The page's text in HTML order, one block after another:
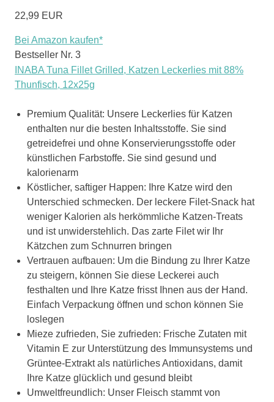
22,99 EUR
Bei Amazon kaufen*
Bestseller Nr. 3
INABA Tuna Fillet Grilled, Katzen Leckerlies mit 88%
Thunfisch, 12x25g
Premium Qualität: Unsere Leckerlies für Katzen
enthalten nur die besten Inhaltsstoffe. Sie sind
getreidefrei und ohne Konservierungsstoffe oder
künstlichen Farbstoffe. Sie sind gesund und
kalorienarm
Köstlicher, saftiger Happen: Ihre Katze wird den
Unterschied schmecken. Der leckere Filet-Snack hat
weniger Kalorien als herkömmliche Katzen-Treats
und ist unwiderstehlich. Das zarte Filet wir Ihr
Kätzchen zum Schnurren bringen
Vertrauen aufbauen: Um die Bindung zu Ihrer Katze
zu steigern, können Sie diese Leckerei auch
festhalten und Ihre Katze frisst Ihnen aus der Hand.
Einfach Verpackung öffnen und schon können Sie
loslegen
Mieze zufrieden, Sie zufrieden: Frische Zutaten mit
Vitamin E zur Unterstützung des Immunsystems und
Grüntee-Extrakt als natürliches Antioxidans, damit
Ihre Katze glücklich und gesund bleibt
Umweltfreundlich: Unser Fleisch stammt von